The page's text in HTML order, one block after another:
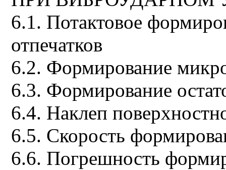
6.1. Потактовое
отпечатков
6.2. Формирование
6.3. Формирование
6.4. Наклеп
6.5. Скорость
6.6. Погрешность